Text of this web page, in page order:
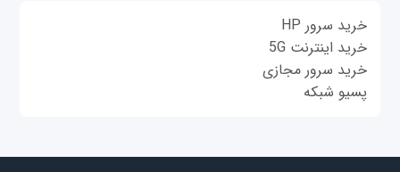
خرید سرور HP
خرید اینترنت 5G
خرید سرور مجازی
پسیو شبکه